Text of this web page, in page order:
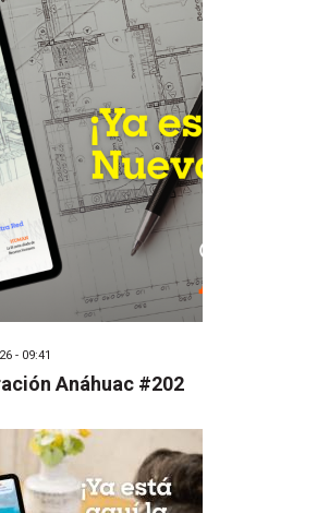
- 09:41
Anáhuac #202